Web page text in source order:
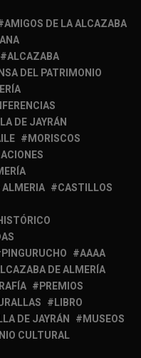
AMIGOS DE LA ALCAZABA
ALCAZABA
DEL PATRIMONIO
DE JAYRÁN
MORISCOS
CASTILLOS
PINGURUCHO
AAAA
DE ALMERÍA
PREMIOS
LIBRO
DE JAYRÁN
MUSEOS
CULTURAL